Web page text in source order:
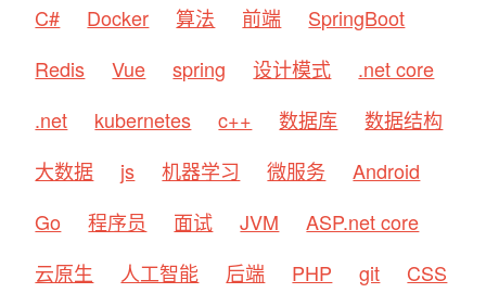
C#
Docker 算法 前端
SpringBoot
Redis
Vue spring 设计模式
.net core
.net
kubernetes c++ 数据库
数据结构
大数据
js 机器学习 微服务
Android
Go
程序员 面试 JVM
ASP.net core
云原生
人工智能 后端 PHP git
CSS